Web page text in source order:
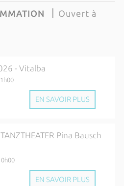
Ouvert à
- Vitalba
EN SAVOIR PLUS
Pina Bausch
EN SAVOIR PLUS